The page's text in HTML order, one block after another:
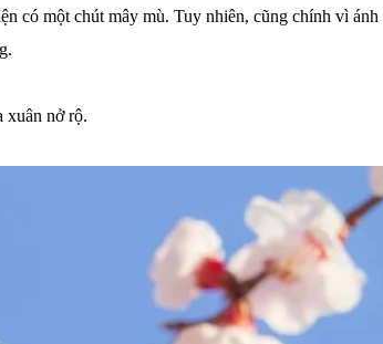
có một chút mây mù. Tuy nhiên, cũng chính vì
xuân nở rộ.